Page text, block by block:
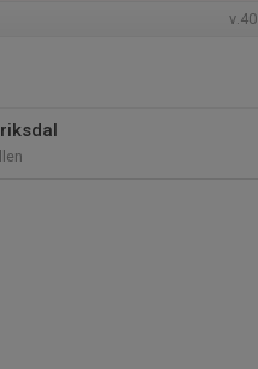
v.40